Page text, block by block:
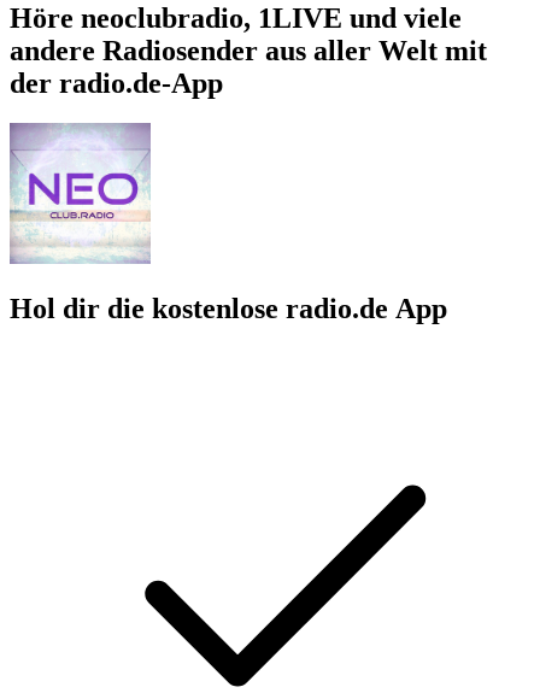
Höre neoclubradio, 1LIVE und viele
andere Radiosender aus aller Welt mit
der radio.de-App
Hol dir die kostenlose radio.de App